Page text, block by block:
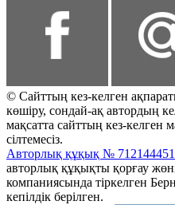
© Сайттың кез-келген
көшіру, сондай-ақ автордың
мақсатта сайттың кез-келген
сілтемесіз.
Авторлық құқық № 712144451
авторлық құқықты қорғау
компаниясында тіркелген
кепілдік берілген.